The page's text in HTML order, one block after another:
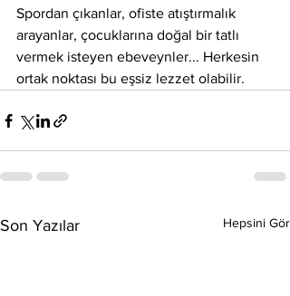
Spordan çıkanlar, ofiste atıştırmalık
arayanlar, çocuklarına doğal bir tatlı
vermek isteyen ebeveynler... Herkesin
ortak noktası bu eşsiz lezzet olabilir.
Son Yazılar Hepsini Gör